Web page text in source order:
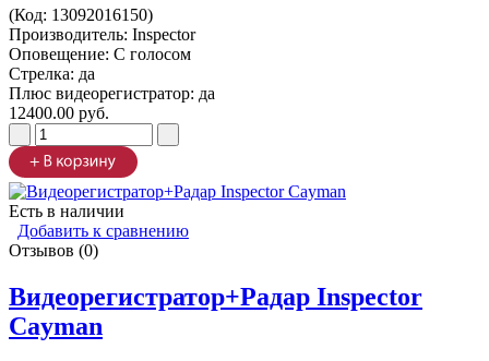
(Код: 13092016150)
Производитель: Inspector
Оповещение: С голосом
Стрелка: да
Плюс видеорегистратор: да
12400.00 руб.
Есть в наличии
Добавить к сравнению
Отзывов (0)
Видеорегистратор+Радар Inspector
Cayman